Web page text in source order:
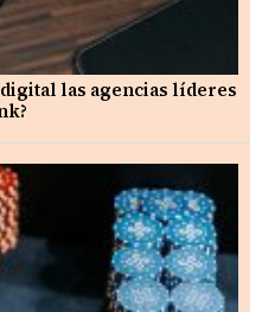
las agencias líderes